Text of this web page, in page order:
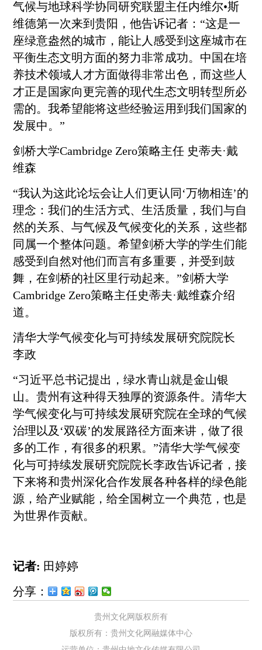
气候与地球科学协同研究联盟主任内维尔•斯
维德第一次来到贵阳 ，他告诉记者：“这是一
座绿意盎然的城市，能让人感受到这座城市在
平衡生态文明方面的努力非常成功。中国在培
养技术领域人才方面做得非常出色，而这些人
才正是国家向更完善的现代生态文明转型所必
需的。我希望能将这些经验运用到我们国家的
发展中。”
剑桥大学Cambridge Zero策略主任 史蒂夫·戴
维森
“我认为这此论坛会让人们更认同‘万物相连’的
理念：我们的生活方式、生活质量，我们与自
然的关系、与气候及气候变化的关系，这些都
同属一个整体问题。希望剑桥大学的学生们能
感受到自然对他们而言有多重要，并受到鼓
舞，在剑桥的社区里行动起来。”剑桥大学
Cambridge Zero策略主任史蒂夫·戴维森介绍
道。
清华大学气候变化与可持续发展研究院院长
李政
“习近平总书记提出，绿水青山就是金山银
山。贵州有这种得天独厚的资源条件。清华大
学气候变化与可持续发展研究院在全球的气候
治理以及‘双碳’的发展路径方面来讲，做了很
多的工作，有很多的积累。”清华大学气候变
化与可持续发展研究院院长李政告诉记者，接
下来将和贵州深化合作发展各种各样的绿色能
源，给产业赋能，给全国树立一个典范，也是
为世界作贡献。
记者: 田婷婷
分享：
贵州文化网版权所有
版权所有：贵州文化网融媒体中心